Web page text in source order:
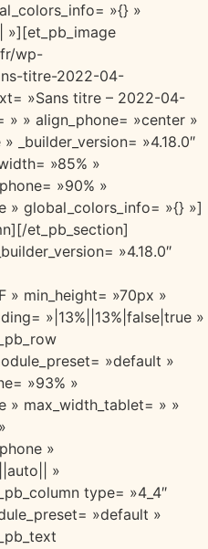
»{} »
»][et_pb_image
wp-
titre-2022-04-
»Sans titre – 2022-04-
» » align_phone= »center »
_builder_version= »4.18.0″
»85% »
»90% »
» global_colors_info= »{} »]
et_pb_section]
»4.18.0″
» min_height= »70px »
»|13%||13%|false|true »
»default »
»93% »
» max_width_tablet= » »
»
»
type= »4_4″
»default »